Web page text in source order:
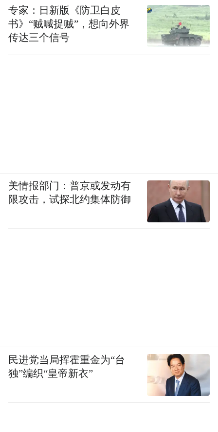
专家：日新版《防卫白皮
书》“贼喊捉贼”，想向外界
传达三个信号
美情报部门：普京或发动有
限攻击，试探北约集体防御
民进党当局挥霍重金为“台
独”编织“皇帝新衣”